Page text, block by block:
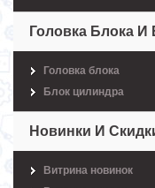
Головка Блока
Головка блока
Блок цилиндра
Новинки И
Витрина новинок